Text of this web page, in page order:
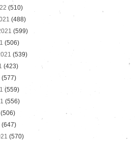
(510)
(488)
(599)
(506)
(539)
(423)
(577)
(559)
(556)
(506)
(647)
(570)